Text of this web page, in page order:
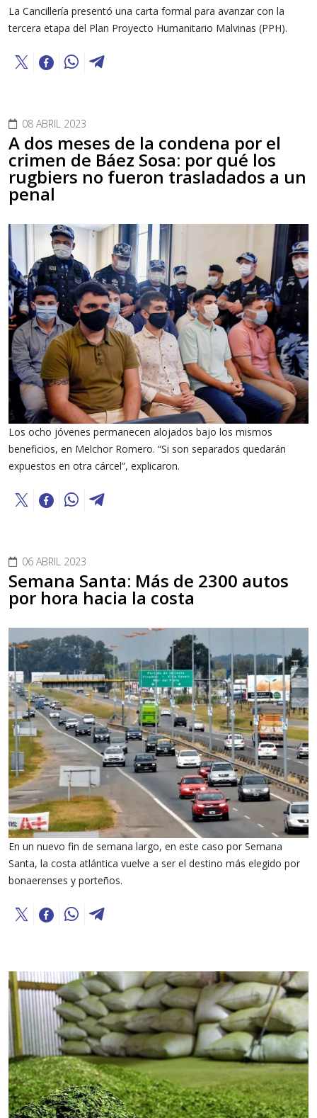
La Cancillería presentó una carta formal para avanzar con la
tercera etapa del Plan Proyecto Humanitario Malvinas (PPH).
08 ABRIL 2023
A dos meses de la condena por el
crimen de Báez Sosa: por qué los
rugbiers no fueron trasladados a un
penal
Los ocho jóvenes permanecen alojados bajo los mismos
beneficios, en Melchor Romero. “Si son separados quedarán
expuestos en otra cárcel”, explicaron.
06 ABRIL 2023
Semana Santa: Más de 2300 autos
por hora hacia la costa
En un nuevo fin de semana largo, en este caso por Semana
Santa, la costa atlántica vuelve a ser el destino más elegido por
bonaerenses y porteños.